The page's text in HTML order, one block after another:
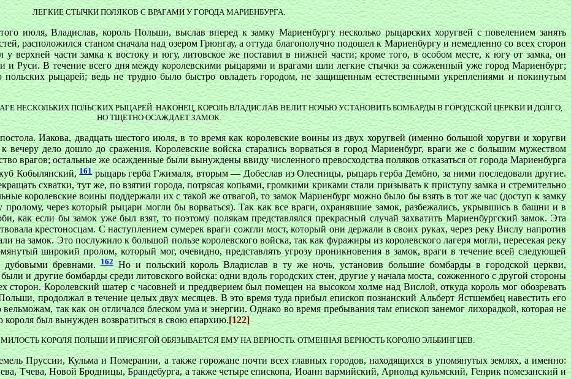
ЛЕГКИЕ СТЫЧКИ ПОЛЯКОВ С ВРАГАМИ У ГОРОДА МАРИЕНБУРГА.
июля, Владислав, король Польши, выслав вперед к замку Мариенбургу несколько рыцарских хоругвей с повелением занять
расположился станом сначала над озером Грюнгау, а оттуда благополучно подошел к Мариенбургу и немедленно со всех сторон
у верхней части замка к востоку и югу, литовское же поставил в нижней части; кроме того, в особом месте, к югу от замка, он
и Руси. В течение всего дня между королевскими рыцарями и врагами шли легкие стычки за сожженный уже город Мариенбург;
польских рыцарей; ведь не трудно было быстро овладеть городом, не защищенным естественными укреплениями и покинутым
НЕСКОЛЬКИХ ПОЛЬСКИХ РЫЦАРЕЙ. НАКОНЕЦ, КОРОЛЬ ВЛАДИСЛАВ ВЕЛИТ НОЧЬЮ УСТАНОВИТЬ БОМБАРДЫ В ГОРОДСКОЙ ЦЕРКВИ И ДОЛГО,
НО ТЩЕТНО ОСАЖДАЕТ ЗАМОК.
Иакова, двадцать шестого июля, в то время как королевские воины из двух хоругвей (именно большой хоругви и хоругви
вечеру дело дошло до сражения. Королевские войска старались ворваться в город Мариенбург, враги же с большим мужеством
врагов; остальные же осажденные были вынуждены ввиду численного превосходства поляков отказаться от города Мариенбурга
Кобылянский,161рыцарь герба Гжималя, вторым — Добеслав из Олесницы, рыцарь герба Дембно, за ними последовали другие.
схватки, тут же, по взятии города, потрясая копьями, громкими криками стали призывать к приступу замка и стремительно
королевские воины поддержали их с такой же отвагой, то замок Мариенбург можно было бы взять в тот же час (доступ к замку
через который рыцари могли бы ворваться). Так как все враги, охранявшие замок, разбежались, укрывшись в башни и в
как если бы замок уже был взят, то поэтому полякам представлялся прекрасный случай захватить Мариенбургский замок. Эта
крестоносцам. С наступлением сумерек враги сожгли мост, который они держали в своих руках, через реку Вислу напротив
на замок. Это послужило к большой пользе королевского войска, так как фуражиры из королевского лагеря могли, пересекая реку
широкий пролом, который мог, очевидно, представлять угрозу проникновения в замок, враги в течение всей следующей
дубовыми бревнами.162Но и польский король Владислав в ту же ночь, установив большие бомбарды в городской церкви,
и другие бомбарды среди литовского войска: одни вдоль городских стен, другие у начала моста, сожженного с другой стороны
сторон. Королевский шатер с часовней и преддверием был помещен на высоком холме над Вислой, откуда король мог обозревать
продолжал в течение целых двух месяцев. В это время туда прибыл епископ познанский Альберт Ястшембец навестить его
так как он отличался блеском ума и энергии. Однако во время пребывания там епископ занемог лихорадкой, которая не
короля был вынужден возвратиться в свою епархию.[122]
КОРОЛЯ ПОЛЬШИ И ПРИСЯГОЙ ОБЯЗЫВАЕТСЯ ЕМУ НА ВЕРНОСТЬ. ОТМЕННАЯ ВЕРНОСТЬ КОРОЛЮ ЭЛЬБИНГЦЕВ.
Пруссии, Кульма и Померании, а также горожане почти всех главных городов, находящихся в упомянутых землях, а именно:
Тчева, Новой Бродницы, Брандебурга, а также четыре епископа, Иоанн вармийский, Арнольд кульмский, Генрик помезанский и